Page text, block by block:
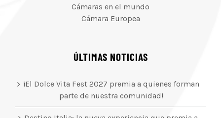
Cámaras en el mundo
Cámara Europea
ÚLTIMAS NOTICIAS
¡El Dolce Vita Fest 2027 premia a quienes forman
parte de nuestra comunidad!